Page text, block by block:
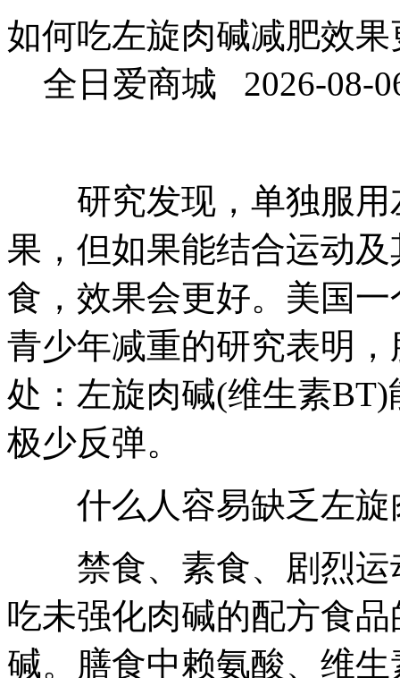
如何吃左旋肉碱减肥效果
全日爱商城 2026-08-
研究发现，单独服用
果，但如果能结合运动
食，效果会更好。美国
青少年减重的研究表明
处：左旋肉碱(维生素
极少反弹。
什么人容易缺乏左旋
禁食、素食、剧烈运
吃未强化肉碱的配方食
碱。膳食中赖氨酸、维